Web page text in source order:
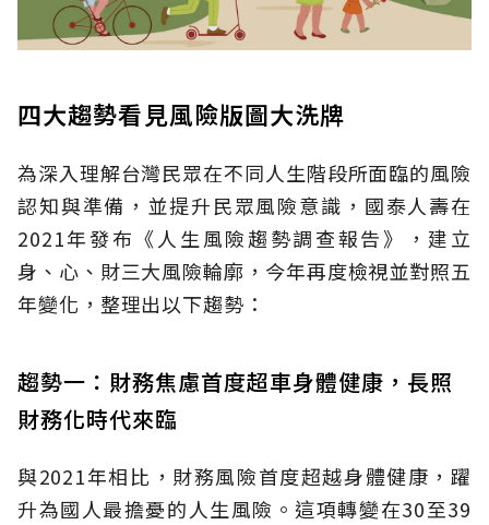
四大趨勢看見風險版圖大洗牌
為深入理解台灣民眾在不同人生階段所面臨的風險
認知與準備，並提升民眾風險意識，國泰人壽在
2021年發布《人生風險趨勢調查報告》，建立
身、心、財三大風險輪廓，今年再度檢視並對照五
年變化，整理出以下趨勢：
趨勢一：財務焦慮首度超車身體健康，長照
財務化時代來臨
與2021年相比，財務風險首度超越身體健康，躍
升為國人最擔憂的人生風險。這項轉變在30至39